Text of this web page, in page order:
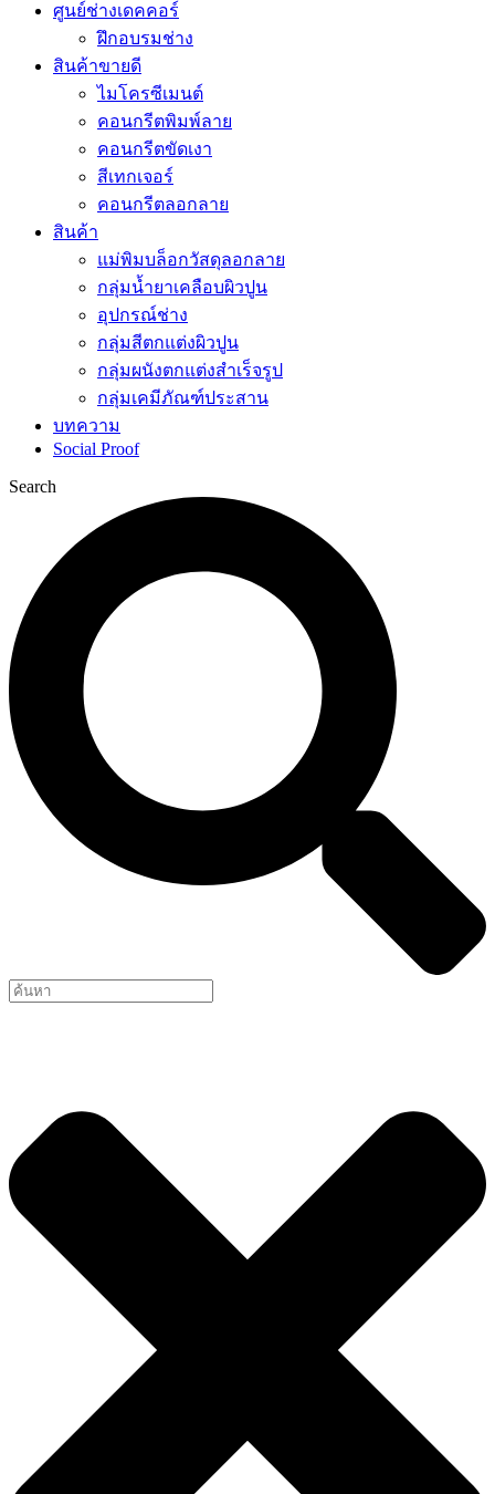
ศูนย์ช่างเดคคอร์
ฝึกอบรมช่าง
สินค้าขายดี
ไมโครซีเมนต์
คอนกรีตพิมพ์ลาย
คอนกรีตขัดเงา
สีเทกเจอร์
คอนกรีตลอกลาย
สินค้า
แม่พิมบล็อกวัสดุลอกลาย
กลุ่มน้ำยาเคลือบผิวปูน
อุปกรณ์ช่าง
กลุ่มสีตกแต่งผิวปูน
กลุ่มผนังตกแต่งสำเร็จรูป
กลุ่มเคมีภัณฑ์ประสาน
บทความ
Social Proof
Search